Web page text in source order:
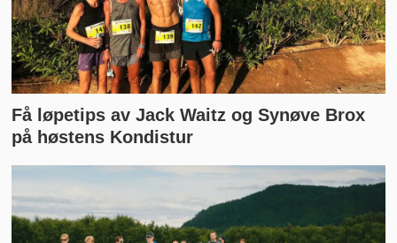
Få løpetips av Jack Waitz og Synøve Brox
på høstens Kondistur